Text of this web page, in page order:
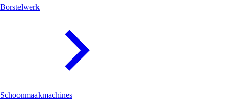
Borstelwerk
Schoonmaakmachines